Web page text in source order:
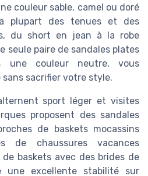
couleur sable, camel ou doré
plupart des tenues et des
du short en jean à la robe
seule paire de sandales plates
une couleur neutre, vous
sacrifier votre style.
sport léger et visites
proposent des sandales
de baskets mocassins
de chaussures vacances
baskets avec des brides de
une excellente stabilité sur